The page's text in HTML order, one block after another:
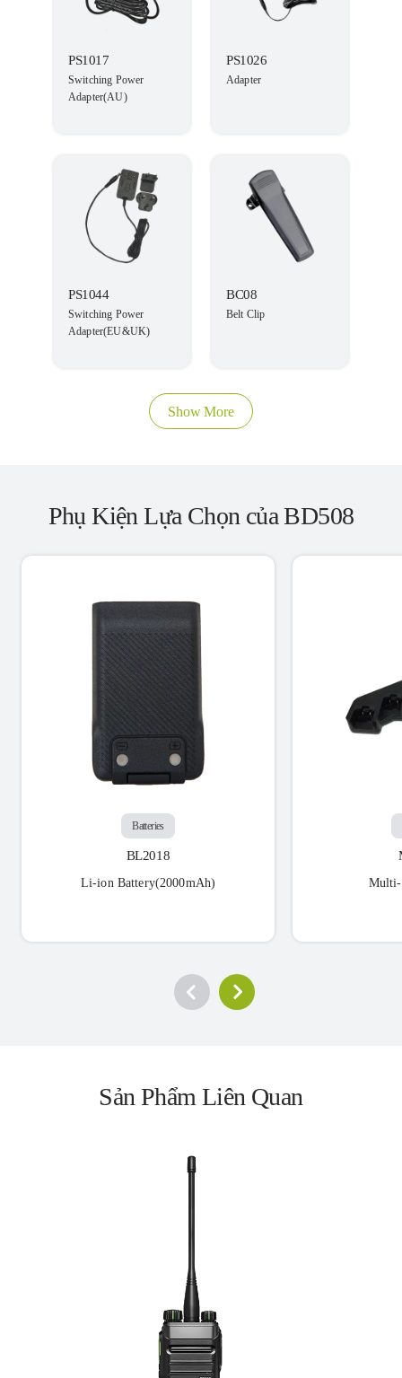
PS1017
Switching Power
Adapter(AU)
PS1026
Adapter
PS1044
Switching Power
Adapter(EU&UK)
BC08
Belt Clip
Show More
Phụ Kiện Lựa Chọn của BD508
Batteries
BL2018
Li-ion Battery(2000mAh) Multi-
Sản Phẩm Liên Quan